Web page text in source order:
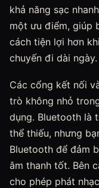
khả năng sạc
một ưu điểm, giúp
cách tiện lợi hơn
chuyến đi dài ngày.
Các cổng kết nối
trò không nhỏ
dụng. Bluetooth là
thể thiếu, nhưng
Bluetooth để đảm
âm thanh tốt. Bên
cho phép phát